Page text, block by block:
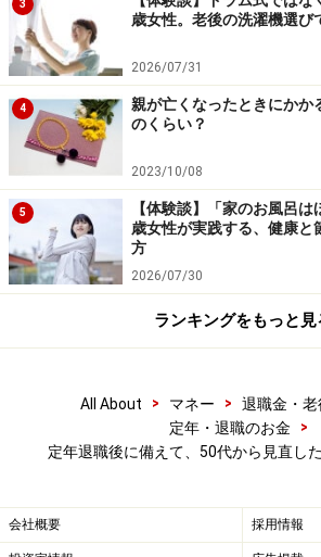
ちらも税制面の優遇措置のある
「iDeCo（イデコ）」は税制面での優
原則60歳までは引き出せないのに対し
優遇でやや劣るもののいつでも引き
れにメリット、デメリットがあります
iDeCoとNISAはどちらも国の税制優遇制
なお2024年から始まった新NISA制度
資枠」は投資上限額が年間120万円*
え、投資対象が「長期の積み立てや
選択肢として活用したいところです。
3
歳女性。老後の洗濯機選び
2026/07/31
4
親が亡くなったときにかか
のくらい？
2023/10/08
5
【体験談】「家のお風呂
歳女性が実践する、健康と
方
2026/07/30
ランキングをもっと見
All About > マネー > 退職金・
定年・退職のお金
>
定年退職後に備えて、50代から見直し
会社概要 採用情報